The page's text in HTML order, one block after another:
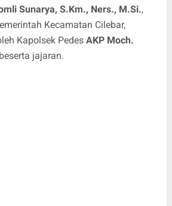
Sunarya, S.Km., Ners., M.Si.,
Kecamatan Cilebar,
Kapolsek Pedes AKP Moch.
beserta jajaran.